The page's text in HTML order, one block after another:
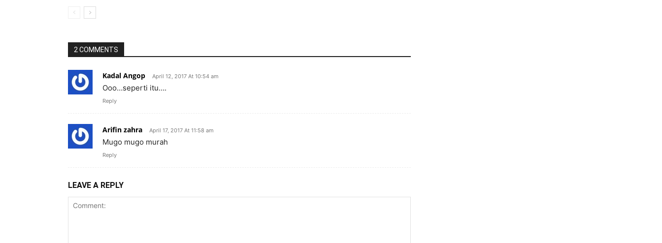
2 COMMENTS
Kadal Angop April 12, 2017 At 10:54 am
Ooo…seperti itu….
Reply
Arifin zahra April 17, 2017 At 11:58 am
Mugo mugo murah
Reply
LEAVE A REPLY